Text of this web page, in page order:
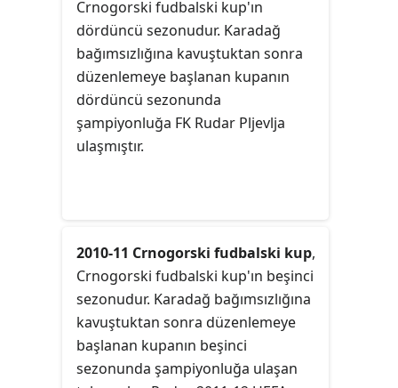
Crnogorski fudbalski kup'ın
dördüncü sezonudur. Karadağ
bağımsızlığına kavuştuktan sonra
düzenlemeye başlanan kupanın
dördüncü sezonunda
şampiyonluğa FK Rudar Pljevlja
ulaşmıştır.
2010-11 Crnogorski fudbalski kup,
Crnogorski fudbalski kup'ın beşinci
sezonudur. Karadağ bağımsızlığına
kavuştuktan sonra düzenlemeye
başlanan kupanın beşinci
sezonunda şampiyonluğa ulaşan